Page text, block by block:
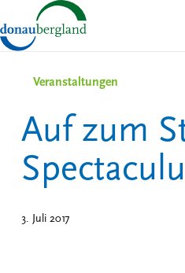
to
main
Veranstaltungen
Auf zum
3. Juli 2017